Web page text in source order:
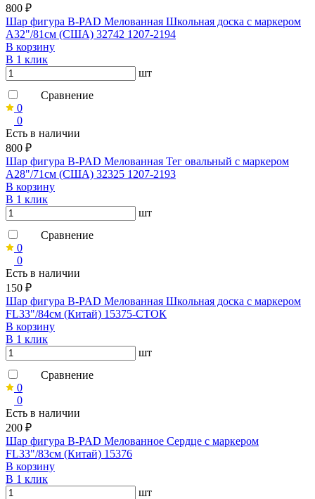
800 ₽
Шар фигура B-PAD Мелованная Школьная доска с маркером
A32"/81см (США) 32742 1207-2194
В корзину
В 1 клик
шт
Сравнение
0
0
Есть в наличии
800 ₽
Шар фигура B-PAD Мелованная Тег овальный с маркером
A28"/71см (США) 32325 1207-2193
В корзину
В 1 клик
шт
Сравнение
0
0
Есть в наличии
150 ₽
Шар фигура B-PAD Мелованная Школьная доска с маркером
FL33"/84см (Китай) 15375-СТОК
В корзину
В 1 клик
шт
Сравнение
0
0
Есть в наличии
200 ₽
Шар фигура B-PAD Мелованное Сердце с маркером
FL33"/83см (Китай) 15376
В корзину
В 1 клик
шт